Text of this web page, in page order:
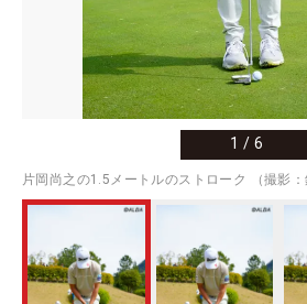
1 / 6
片岡尚之の1.5メートルのストローク （撮影：